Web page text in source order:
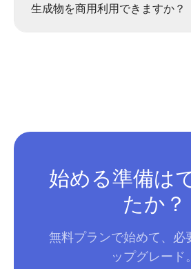
生成物を商用利用できますか？
始める準備は
たか？
無料プランで始めて、必
ップグレード。